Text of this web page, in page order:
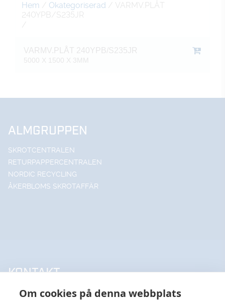
Om cookies på denna webbplats
Hem / Okategoriserad / VARMV.PLÅT
240YPB/S235JR
/
VARMV.PLÅT 240YPB/S235JR
5000 X 1500 X 3MM
ALMGRUPPEN
SKROTCENTRALEN
RETURPAPPERCENTRALEN
NORDIC RECYCLING
ÅKERBLOMS SKROTAFFÄR
KONTAKT
UPPSALA HANDELSSTÅL AB